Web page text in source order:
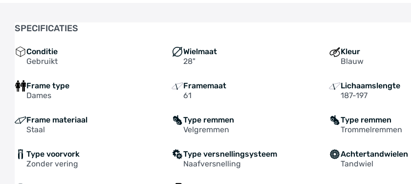
SPECIFICATIES
Conditie
Gebruikt
Wielmaat
28"
Kleur
Blauw
Frame type
Dames
Framemaat
61
Lichaamslengte
187-197
Frame materiaal
Staal
Type remmen
Velgremmen
Type remmen
Trommelremmen
Type voorvork
Zonder vering
Type versnellingsysteem
Naafversnelling
Achtertandwielen
Tandwiel